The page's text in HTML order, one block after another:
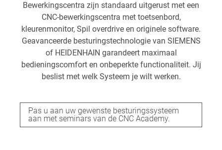
Bewerkingscentra zijn standaard uitgerust met een
CNC-bewerkingscentra met toetsenbord,
kleurenmonitor, Spil overdrive en originele software.
Geavanceerde besturingstechnologie van SIEMENS
of HEIDENHAIN garandeert maximaal
bedieningscomfort en onbeperkte functionaliteit. Jij
beslist met welk Systeem je wilt werken.
Pas u aan uw gewenste besturingssysteem
aan met seminars van de CNC Academy.